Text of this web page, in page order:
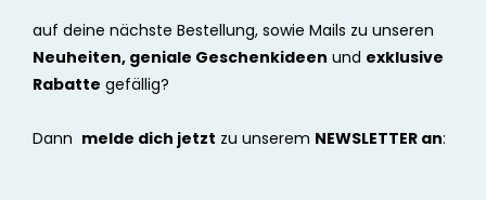
auf deine nächste Bestellung, sowie Mails zu unseren
Neuheiten, geniale Geschenkideen und exklusive
Rabatte gefällig?
Dann melde dich jetzt zu unserem NEWSLETTER an: